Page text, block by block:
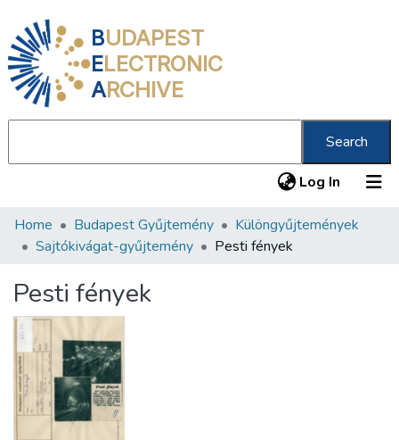
BUDAPEST
ELECTRONIC
ARCHIVE
Search
Log In (current)
Communities & Collections
Statistics
About us
Home Budapest Gyűjtemény
Különgyűjtemények
Sajtókivágat-gyűjtemény
Pesti fények
Pesti fények